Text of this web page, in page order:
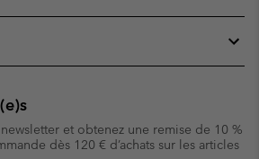
et obtenez une remise de 10 %
dès 120 € d’achats sur les articles